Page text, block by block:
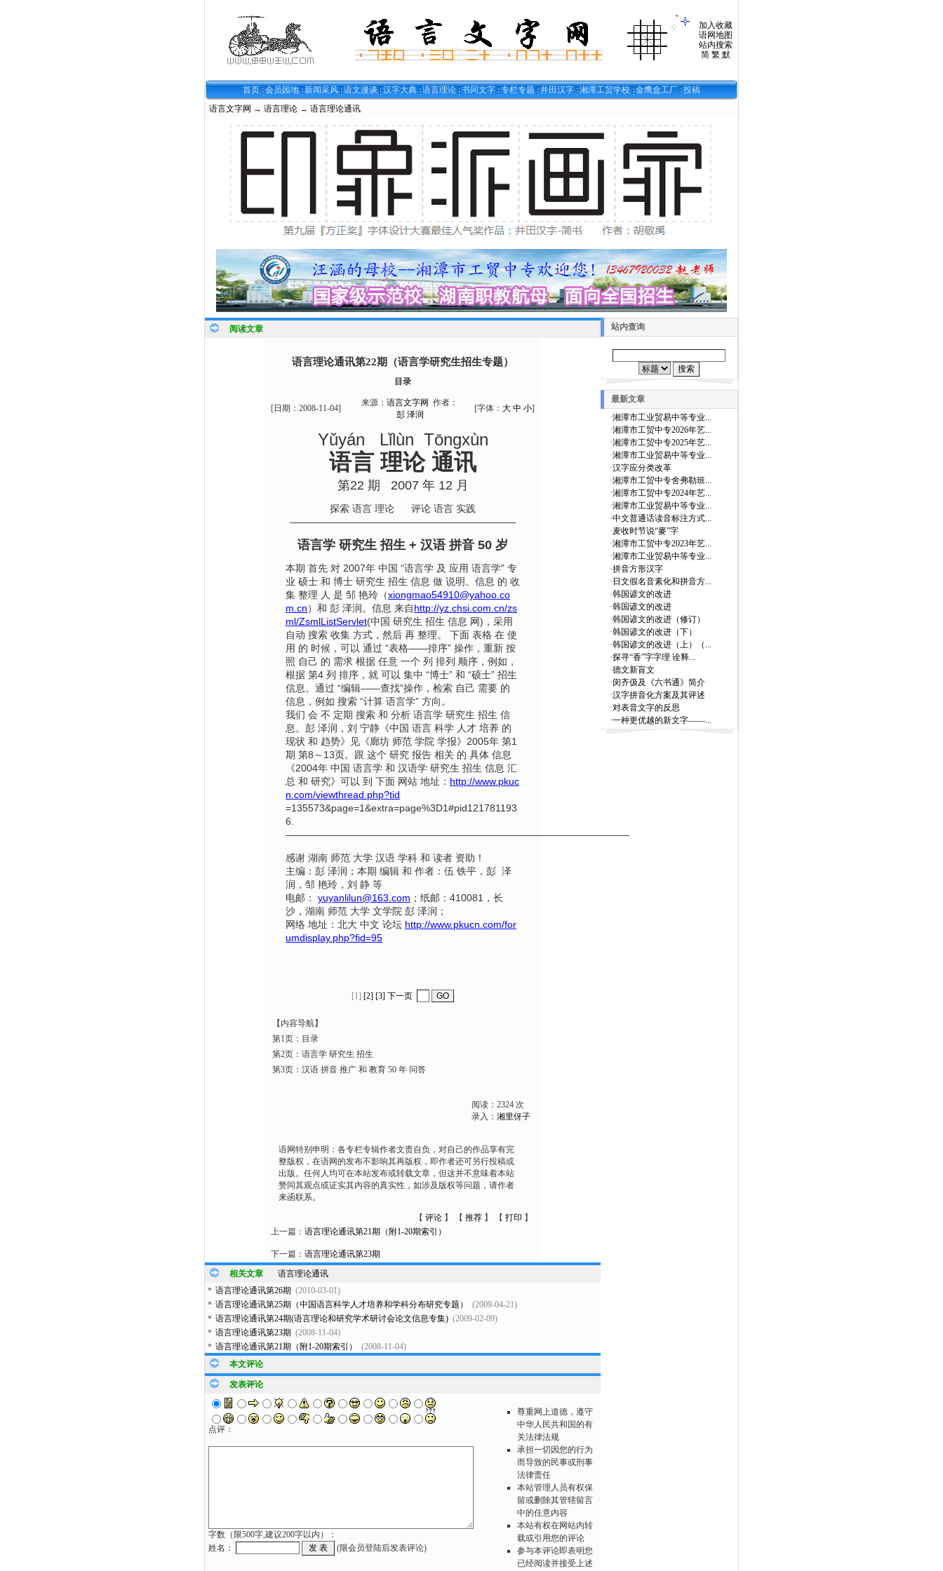
加入收藏
语网地图
站内搜索
简 繁 默
首页 会员园地 新闻采风 语文漫谈 汉字大典 语言理论 书同文字 专栏专题 井田汉字 湘潭工贸学校 金鹰盒工厂 投稿
语言文字网 → 语言理论 → 语言理论通讯
阅读文章
语言理论通讯第22期（语言学研究生招生专题）
目录
[日期： 2008-11-04]
来源： 语言文字网 作者：
彭 泽润
[字体： 大 中 小]
Yǔyán Lǐlùn Tōngxùn
语言 理论 通讯
第22 期 2007 年 12 月
探索 语言 理论 评论 语言 实践
———————————————————————
语言学 研究生 招生 + 汉语 拼音 50 岁
本期 首先 对 2007年 中国 “语言学 及 应用 语言学” 专
业 硕士 和 博士 研究生 招生 信息 做 说明。信息 的 收
集 整理 人 是 邹 艳玲（xiongmao54910@yahoo.co
m.cn）和 彭 泽润。信息 来自http://yz.chsi.com.cn/zs
ml/ZsmlListServlet(中国 研究生 招生 信息 网)，采用
自动 搜索 收集 方式，然后 再 整理。 下面 表格 在 使
用 的 时候，可以 通过 “表格——排序” 操作，重新 按
照 自己 的 需求 根据 任意 一个 列 排列 顺序，例如，
根据 第4 列 排序，就 可以 集中 “博士” 和 “硕士” 招生
信息。通过 “编辑——查找”操作，检索 自己 需要 的
信息，例如 搜索 “计算 语言学” 方向。
我们 会 不 定期 搜索 和 分析 语言学 研究生 招生 信
息。彭 泽润，刘 宁静《中国 语言 科学 人才 培养 的
现状 和 趋势》见《廊坊 师范 学院 学报》2005年 第1
期 第8～13页。跟 这个 研究 报告 相关 的 具体 信息
《2004年 中国 语言学 和 汉语学 研究生 招生 信息 汇
总 和 研究》可以 到 下面 网站 地址： http://www.pkuc
n.com/viewthread.php?tid
=135573&page=1&extra=page%3D1#pid121781193
6.
———————————————————————————————————
感谢 湖南 师范 大学 汉语 学科 和 读者 资助！
主编：彭 泽润；本期 编辑 和 作者：伍 铁平，彭 泽
润，邹 艳玲，刘 静 等
电邮： yuyanlilun@163.com ；纸邮：410081，长
沙，湖南 师范 大学 文学院 彭 泽润；
网络 地址：北大 中文 论坛 http://www.pkucn.com/for
umdisplay.php?fid=95
[1] [2] [3] 下一页
【内容导航】
第1页：目录
第2页：语言学 研究生 招生
第3页：汉语 拼音 推广 和 教育 50 年 问答
阅读： 2324 次
录入： 湘里伢子
语网特别申明：各专栏专辑作者文责自负，对自己的作品享有完
整版权，在语网的发布不影响其再版权，即作者还可另行投稿或
出版。任何人均可在本站发布或转载文章，但这并不意味着本站
赞同其观点或证实其内容的真实性，如涉及版权等问题，请作者
来函联系。
【 评论 】 【 推荐 】 【 打印 】
上一篇： 语言理论通讯第21期（附1-20期索引）
下一篇： 语言理论通讯第23期
相关文章
语言理论通讯
语言理论通讯第26期 (2010-03-01)
语言理论通讯第25期（中国语言科学人才培养和学科分布研究专题）
(2009-04-21)
语言理论通讯第24期(语言理论和研究学术研讨会论文信息专集) (2009-02-09)
语言理论通讯第23期 (2008-11-04)
语言理论通讯第21期（附1-20期索引）
(2008-11-04)
本文评论
发表评论
点评：
字数（限500字,建议200字以内）：
姓名：
(限会员登陆后发表评论)
尊重网上道德，遵守
中华人民共和国的有
关法律法规
承担一切因您的行为
而导致的民事或刑事
法律责任
本站管理人员有权保
留或删除其管辖留言
中的任意内容
本站有权在网站内转
载或引用您的评论
参与本评论即表明您
已经阅读并接受上述
站内查询
最新文章
·湘潭市工业贸易中等专业...
·湘潭市工贸中专2026年艺...
·湘潭市工贸中专2025年艺...
·湘潭市工业贸易中等专业...
·汉字应分类改革
·湘潭市工贸中专舍弗勒班...
·湘潭市工贸中专2024年艺...
·湘潭市工业贸易中等专业...
·中文普通话读音标注方式...
·麦收时节说“麥”字
·湘潭市工贸中专2023年艺...
·湘潭市工业贸易中等专业...
·拼音方形汉字
· 日文假名音素化和拼音方...
·韩国谚文的改进
·韩国谚文的改进
·韩国谚文的改进（修订）
·韩国谚文的改进（下）
·韩国谚文的改进（上）（...
·探寻“香”字字理 诠释...
·德文新盲文
·闵齐伋及《六书通》简介
·汉字拼音化方案及其评述
·对表音文字的反思
·一种更优越的新文字——...